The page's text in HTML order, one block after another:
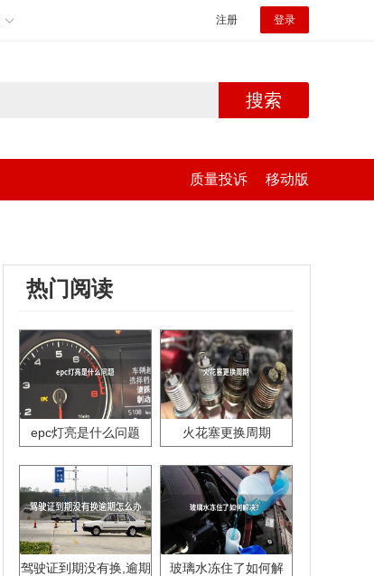
注册 登录
搜索
质量投诉 移动版
热门阅读
epc灯亮是什么问题 火花塞更换周期
驾驶证到期没有换,逾期
玻璃水冻住了如何解